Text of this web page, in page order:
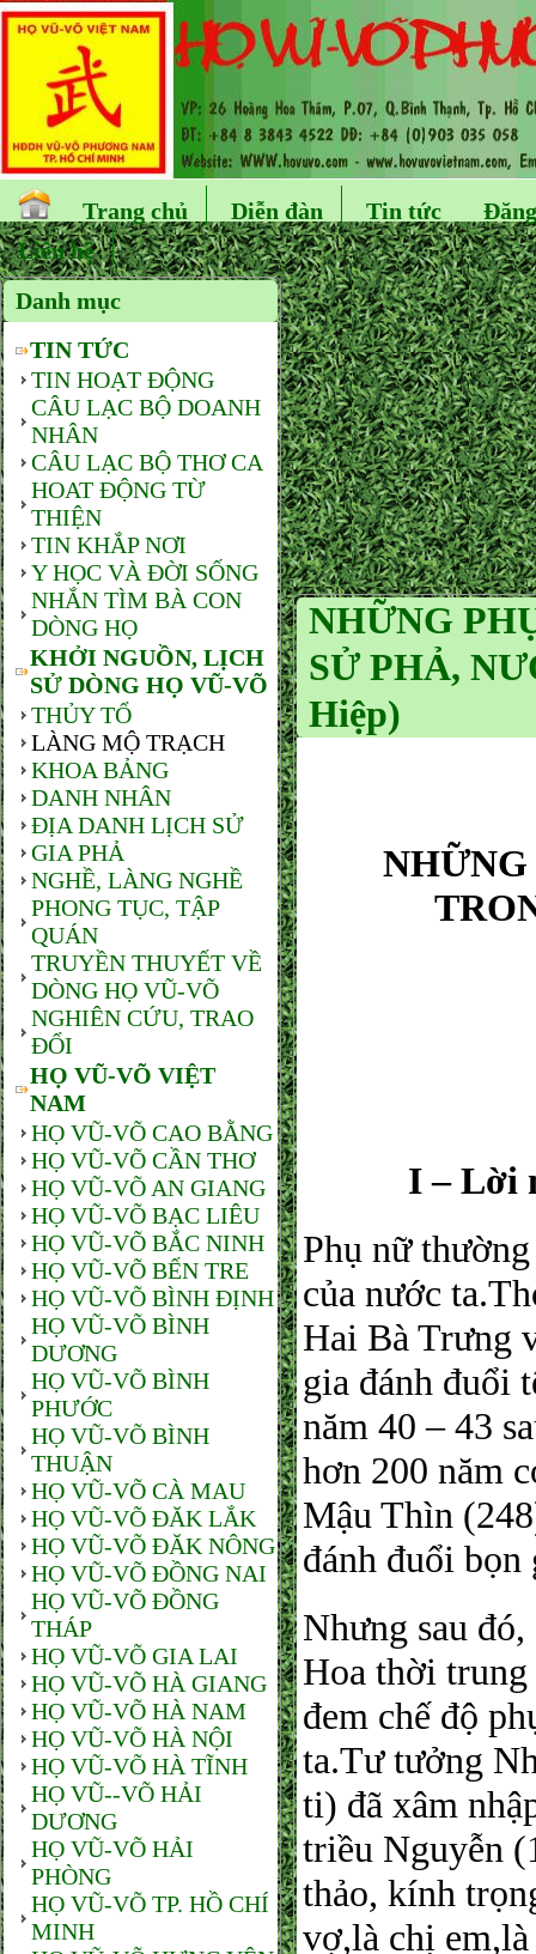
Trang chủ Diễn đàn Tin tức
Liên hệ
Danh mục
TIN TỨC
TIN HOẠT ĐỘNG
CÂU LẠC BỘ DOANH
NHÂN
CÂU LẠC BỘ THƠ CA
HOAT ĐỘNG TỪ
THIỆN
TIN KHẮP NƠI
Y HỌC VÀ ĐỜI SỐNG
NHẮN TÌM BÀ CON
DÒNG HỌ
KHỞI NGUỒN, LỊCH
SỬ DÒNG HỌ VŨ-VÕ
THỦY TỔ
LÀNG MỘ TRẠCH
KHOA BẢNG
DANH NHÂN
ĐỊA DANH LỊCH SỬ
GIA PHẢ
NGHỀ, LÀNG NGHỀ
PHONG TỤC, TẬP
QUÁN
TRUYỀN THUYẾT VỀ
DÒNG HỌ VŨ-VÕ
NGHIÊN CỨU, TRAO
ĐỔI
HỌ VŨ-VÕ VIỆT
NAM
HỌ VŨ-VÕ CAO BẰNG
HỌ VŨ-VÕ CẦN THƠ
HỌ VŨ-VÕ AN GIANG
HỌ VŨ-VÕ BẠC LIÊU
HỌ VŨ-VÕ BẮC NINH
HỌ VŨ-VÕ BẾN TRE
HỌ VŨ-VÕ BÌNH ĐỊNH
HỌ VŨ-VÕ BÌNH
DƯƠNG
HỌ VŨ-VÕ BÌNH
PHƯỚC
HỌ VŨ-VÕ BÌNH
THUẬN
HỌ VŨ-VÕ CÀ MAU
HỌ VŨ-VÕ ĐĂK LẮK
HỌ VŨ-VÕ ĐĂK NÔNG
HỌ VŨ-VÕ ĐỒNG NAI
HỌ VŨ-VÕ ĐỒNG
THÁP
HỌ VŨ-VÕ GIA LAI
HỌ VŨ-VÕ HÀ GIANG
HỌ VŨ-VÕ HÀ NAM
HỌ VŨ-VÕ HÀ NỘI
HỌ VŨ-VÕ HÀ TĨNH
HỌ VŨ--VÕ HẢI
DƯƠNG
HỌ VŨ-VÕ HẢI
PHÒNG
HỌ VŨ-VÕ TP. HỒ CHÍ
MINH
NHỮNG
SỬ PHẢ,
Hiệp)
NH
I – Lời
Phụ nữ
của nước
Hai Bà Trưng
gia đánh đuổi
năm 40 – 43
hơn 200 năm
Mậu Thìn
đánh đuổi
Nhưng sau
Hoa thời
đem chế độ
ta.Tư tưởng
ti) đã xâm
triều Nguyễn
thảo, kính
vợ,là chị